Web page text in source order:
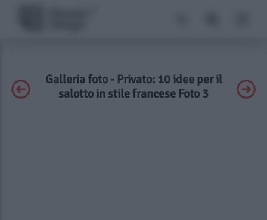
Galleria foto - Privato: 10 idee per il
salotto in stile francese Foto 3